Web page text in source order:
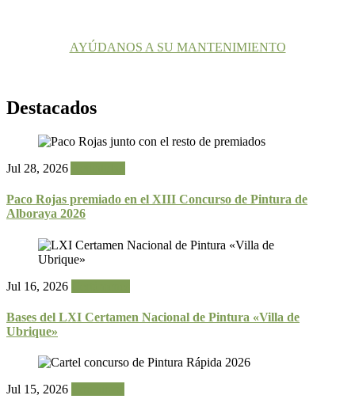
AYÚDANOS A SU MANTENIMIENTO
Destacados
Jul 28, 2026
Paco Rojas premiado en el XIII Concurso de Pintura de
Alboraya 2026
Jul 16, 2026
Bases del LXI Certamen Nacional de Pintura «Villa de
Ubrique»
Jul 15, 2026